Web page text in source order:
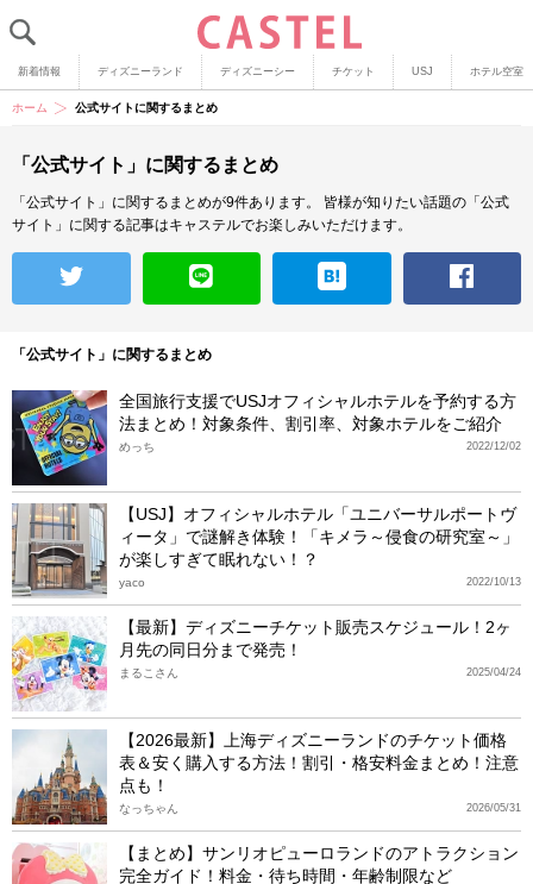
新着情報 ディズニーランド ディズニーシー チケット USJ ホテル空室
ホーム 公式サイトに関するまとめ
「公式サイト」に関するまとめ
「公式サイト」に関するまとめが9件あります。
皆様が知りたい話題の「公式
サイト」に関する記事はキャステルでお楽しみいただけます。
「公式サイト」に関するまとめ
全国旅行支援でUSJオフィシャルホテルを予約する方
法まとめ！対象条件、割引率、対象ホテルをご紹介
2022/12/02
めっち
【USJ】オフィシャルホテル「ユニバーサルポートヴ
ィータ」で謎解き体験！「キメラ～侵食の研究室～」
が楽しすぎて眠れない！？
2022/10/13
yaco
【最新】ディズニーチケット販売スケジュール！2ヶ
月先の同日分まで発売！
2025/04/24
まるこさん
【2026最新】上海ディズニーランドのチケット価格
表＆安く購入する方法！割引・格安料金まとめ！注意
点も！
2026/05/31
なっちゃん
【まとめ】サンリオピューロランドのアトラクション
完全ガイド！料金・待ち時間・年齢制限など